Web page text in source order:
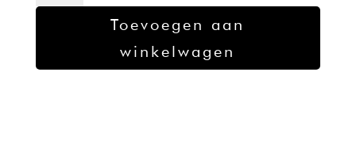
Toevoegen aan
winkelwagen